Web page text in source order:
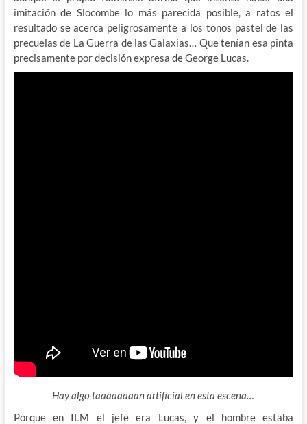
imitación de Slocombe lo más parecida posible, a ratos el
resultado se acerca peligrosamente a los tonos pastel de las
precuelas de La Guerra de las Galaxias… Que tenían esa pinta
precisamente por decisión expresa de George Lucas.
Hay algo taaaaaaaan artificial en esta escena…
Porque en ILM el jefe era Lucas, y el hombre estaba